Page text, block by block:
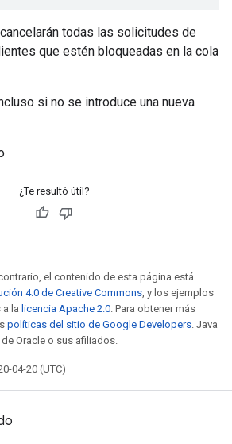
todas las solicitudes de
que estén bloqueadas en la cola
si no se introduce una nueva
¿Te resultó útil?
el contenido de esta página está
4.0 de Creative Commons, y los ejemplos
la licencia Apache 2.0. Para obtener más
políticas del sitio de Google Developers. Java
Oracle o sus afiliados.
04-20 (UTC)